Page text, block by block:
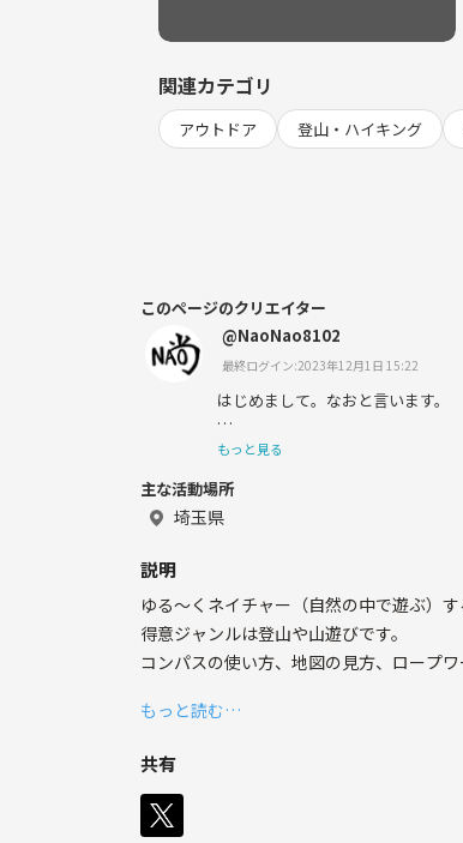
関連カテゴリ
アウトドア 登山・ハイキング
このページのクリエイター
@NaoNao8102
最終ログイン:2023年12月1日 15:22
はじめまして。なおと言います。
元陸上自衛官のレンジャー隊員で
アウトドアのビギナーの方から、
う方もどうぞお気軽にご相談くだ
もっと見る
主な活動場所
埼玉県
説明
ゆる〜くネイチャー（自然の中で遊ぶ）す
得意ジャンルは登山や山遊びです。
コンパスの使い方、地図の見方、ロープワ
仲良くなればみんなでオフ会も企画予定で
もっと読む…
共有